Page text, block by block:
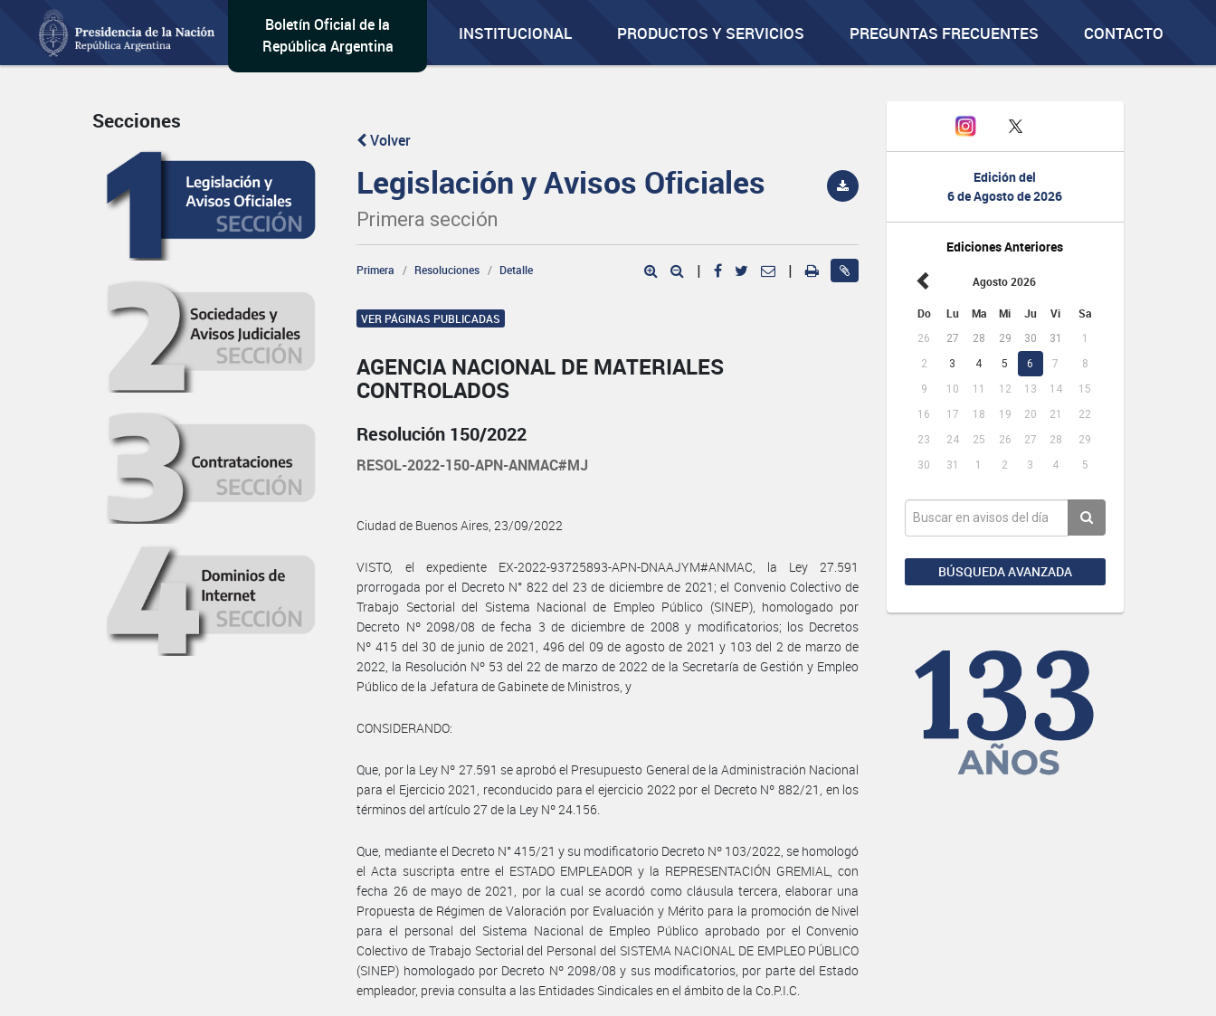
Boletín Oficial de la
República Argentina
INSTITUCIONAL PRODUCTOS Y SERVICIOS PREGUNTAS FRECUENTES CONTACTO
Edición del
6 de Agosto de 2026
Ediciones Anteriores
Agosto 2026
Do Lu Ma Mi Ju Vi Sa
26 27 28 29 30 31
1
2
3 4 5 6 7
8
9
10 11 12 13 14
15
16
17 18 19 20 21
22
23
24 25 26 27 28
29
30
31 1 2 3 4 5
BÚSQUEDA AVANZADA
Secciones
Volver
Legislación y Avisos Oficiales
Primera sección
Primera Resoluciones Detalle | |
VER PÁGINAS PUBLICADAS
AGENCIA NACIONAL DE MATERIALES
CONTROLADOS
Resolución 150/2022
RESOL-2022-150-APN-ANMAC#MJ
Ciudad de Buenos Aires, 23/09/2022
VISTO, el expediente EX-2022-93725893-APN-DNAAJYM#ANMAC, la Ley 27.591
prorrogada por el Decreto N° 822 del 23 de diciembre de 2021; el Convenio Colectivo de
Trabajo Sectorial del Sistema Nacional de Empleo Público (SINEP), homologado por
Decreto Nº 2098/08 de fecha 3 de diciembre de 2008 y modificatorios; los Decretos
Nº 415 del 30 de junio de 2021, 496 del 09 de agosto de 2021 y 103 del 2 de marzo de
2022, la Resolución Nº 53 del 22 de marzo de 2022 de la Secretaría de Gestión y Empleo
Público de la Jefatura de Gabinete de Ministros, y
CONSIDERANDO:
Que, por la Ley Nº 27.591 se aprobó el Presupuesto General de la Administración Nacional
para el Ejercicio 2021, reconducido para el ejercicio 2022 por el Decreto Nº 882/21, en los
términos del artículo 27 de la Ley Nº 24.156.
Que, mediante el Decreto N° 415/21 y su modificatorio Decreto Nº 103/2022, se homologó
el Acta suscripta entre el ESTADO EMPLEADOR y la REPRESENTACIÓN GREMIAL, con
fecha 26 de mayo de 2021, por la cual se acordó como cláusula tercera, elaborar una
Propuesta de Régimen de Valoración por Evaluación y Mérito para la promoción de Nivel
para el personal del Sistema Nacional de Empleo Público aprobado por el Convenio
Colectivo de Trabajo Sectorial del Personal del SISTEMA NACIONAL DE EMPLEO PÚBLICO
(SINEP) homologado por Decreto Nº 2098/08 y sus modificatorios, por parte del Estado
empleador, previa consulta a las Entidades Sindicales en el ámbito de la Co.P.I.C.